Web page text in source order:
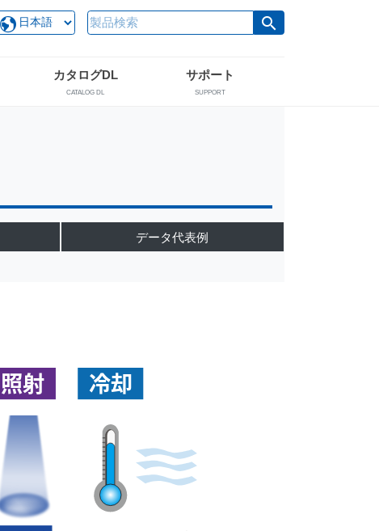
search
カタログDL
CATALOG DL
サポート
SUPPORT
データ代表例